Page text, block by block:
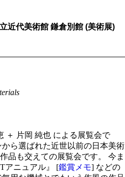
近代美術館 鎌倉別館 (美術展)
＋ 片岡 純也 による展覧会で
ら選ばれた近世以前の日本美術
品も交えての展覧会です。 今ま
アニュアル』 [鑑賞メモ] などの